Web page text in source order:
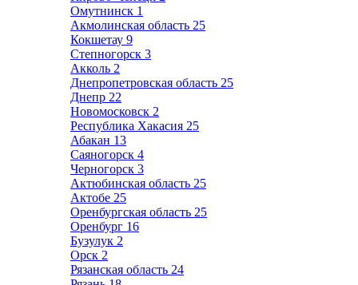
Омутнинск 1
Акмолинская область 25
Кокшетау 9
Степногорск 3
Акколь 2
Днепропетровская область 25
Днепр 22
Новомосковск 2
Республика Хакасия 25
Абакан 13
Саяногорск 4
Черногорск 3
Актюбинская область 25
Актобе 25
Оренбургская область 25
Оренбург 16
Бузулук 2
Орск 2
Рязанская область 24